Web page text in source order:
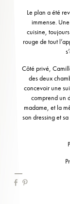
Le plan a été
immense.
cuisine,
rouge de tout
Côté privé,
des deux
concevoir une
comprend un
madame, et la
son dressing et